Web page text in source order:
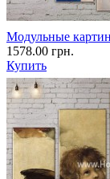
Модульные
1578.00 грн.
Купить